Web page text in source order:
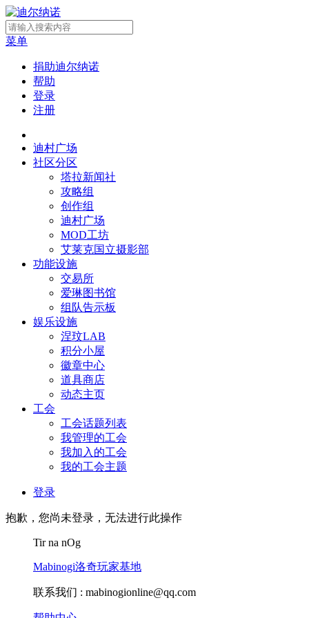
菜单
捐助迪尔纳诺
帮助
登录
注册
迪村广场
社区分区
塔拉新闻社
攻略组
创作组
迪村广场
MOD工坊
艾莱克国立摄影部
功能设施
交易所
爱琳图书馆
组队告示板
娱乐设施
涅玟LAB
积分小屋
徽章中心
道具商店
动态主页
工会
工会话题列表
我管理的工会
我加入的工会
我的工会主题
登录
抱歉，您尚未登录，无法进行此操作
Tir na nOg
Mabinogi洛奇玩家基地
联系我们 : mabinogionline@qq.com